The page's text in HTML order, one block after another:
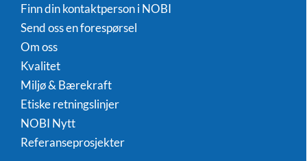
Finn din kontaktperson i NOBI
Send oss en forespørsel
Om oss
Kvalitet
Miljø & Bærekraft
Etiske retningslinjer
NOBI Nytt
Referanseprosjekter